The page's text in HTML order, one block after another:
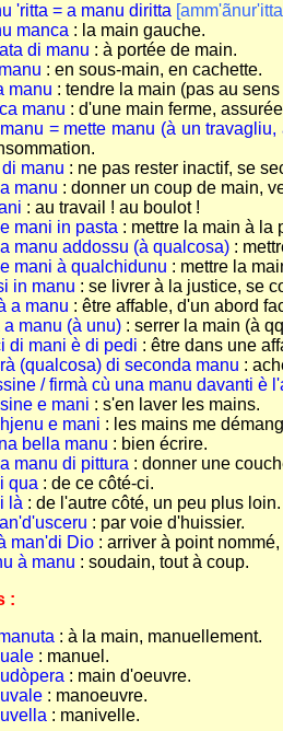
'ritta = a manu diritta
manca : la main gauche.
di manu : à portée de main.
: en sous-main, en cachette.
manu : tendre la main (pas au
manu : d'une main ferme,
= mette manu (à un
manu : ne pas rester inactif, se
manu : donner un coup de main,
: au travail ! au boulot !
mani in pasta : mettre la main à la
manu addossu (à qualcosa) :
mani à qualchidunu : mettre la
in manu : se livrer à la justice, se
a manu : être affable, d'un abord
a manu (à unu): serrer la main (à
di mani è di pedi : être dans une
(qualcosa) di seconda manu :
/ firmà cù una manu davanti è
e mani : s'en laver les mains.
e mani : les mains me
bella manu : bien écrire.
manu di pittura : donner une
qua : de ce côté-ci.
là : de l'autre côté, un peu plus loin.
: par voie d'huissier.
man'di Dio: arriver à point
à manu : soudain, tout à coup.
:
: à la main, manuellement.
: manuel.
: main d'oeuvre.
: manoeuvre.
: manivelle.